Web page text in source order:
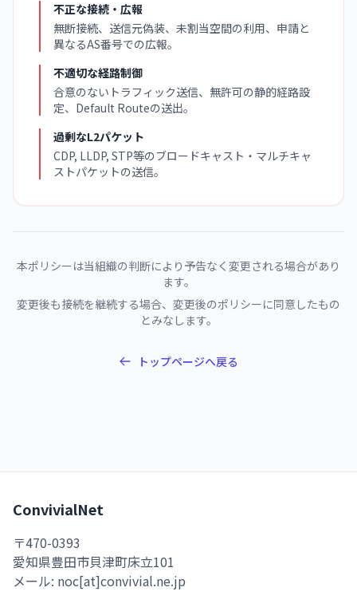
不正な接続・広報
無断接続、送信元偽装、未割当空間の利用、申請と
異なるAS番号での広報。
不適切な経路制御
合意のないトラフィック送信、無許可の静的経路設
定、Default Routeの送出。
過剰なL2パケット
CDP, LLDP, STP等のブロードキャスト・マルチキャ
ストパケットの送信。
本ポリシーは当組織の判断により予告なく変更される場合があり
ます。
変更後も接続を継続する場合、変更後のポリシーに同意したもの
とみなします。
トップページへ戻る
ConvivialNet
〒470-0393
愛知県豊田市貝津町床立101
メール: noc[at]convivial.ne.jp